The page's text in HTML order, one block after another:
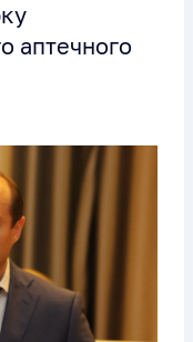
аптечного